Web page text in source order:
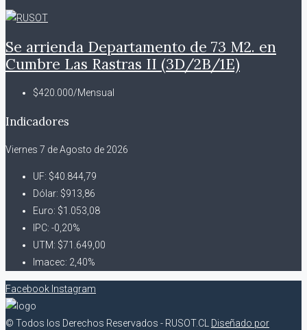
Se arrienda Departamento de 73 M2. en
Cumbre Las Rastras II (3D/2B/1E)
$420.000/Mensual
Indicadores
Viernes 7 de Agosto de 2026
UF: $40.844,79
Dólar: $913,86
Euro: $1.053,08
IPC: -0,20%
UTM: $71.649,00
Imacec: 2,40%
Facebook Instagram
© Todos los Derechos Reservados - RUSOT.CL Diseñado por